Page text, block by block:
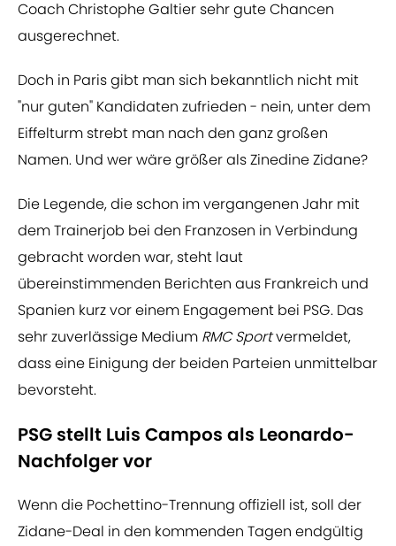
Coach Christophe Galtier sehr gute Chancen
ausgerechnet.
Doch in Paris gibt man sich bekanntlich nicht mit
"nur guten" Kandidaten zufrieden - nein, unter dem
Eiffelturm strebt man nach den ganz großen
Namen. Und wer wäre größer als Zinedine Zidane?
Die Legende, die schon im vergangenen Jahr mit
dem Trainerjob bei den Franzosen in Verbindung
gebracht worden war, steht laut
übereinstimmenden Berichten aus Frankreich und
Spanien kurz vor einem Engagement bei PSG. Das
sehr zuverlässige Medium RMC Sportvermeldet,
dass eine Einigung der beiden Parteien unmittelbar
bevorsteht.
PSG stellt Luis Campos als Leonardo-
Nachfolger vor
Wenn die Pochettino-Trennung offiziell ist, soll der
Zidane-Deal in den kommenden Tagen endgültig